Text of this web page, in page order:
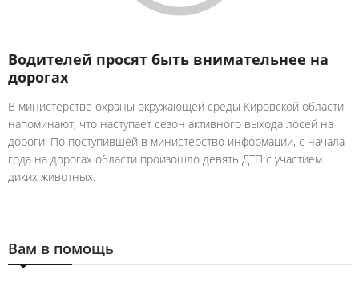
Водителей просят быть внимательнее на
дорогах
В министерстве охраны окружающей среды Кировской области
напоминают, что наступает сезон активного выхода лосей на
дороги. По поступившей в министерство информации, с начала
года на дорогах области произошло девять ДТП с участием
диких животных.
Вам в помощь